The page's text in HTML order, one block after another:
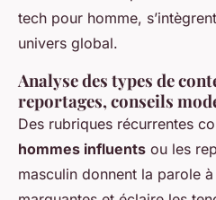
tech pour homme,
univers global.
Analyse des types de
reportages, conseils
Des rubriques récurrentes
hommes influents ou les
masculin donnent la parole